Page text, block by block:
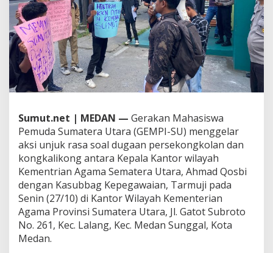
o
l
a
n
a
n
K
o
g
k
a
l
i
k
o
n
g
K
a
Sumut.net | MEDAN — Gerakan Mahasiswa
Pemuda Sumatera Utara (GEMPI-SU) menggelar
aksi unjuk rasa soal dugaan persekongkolan dan
kongkalikong antara Kepala Kantor wilayah
Kementrian Agama Sematera Utara, Ahmad Qosbi
dengan Kasubbag Kepegawaian, Tarmuji pada
Senin (27/10) di Kantor Wilayah Kementerian
Agama Provinsi Sumatera Utara, Jl. Gatot Subroto
No. 261, Kec. Lalang, Kec. Medan Sunggal, Kota
Medan.